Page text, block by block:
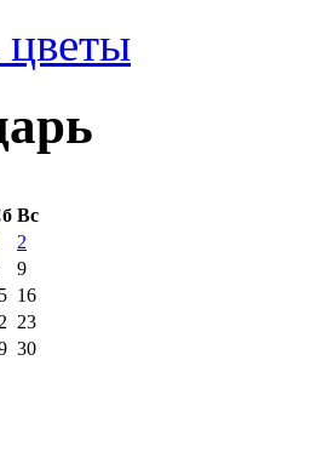
цветы
Вс
2
9
16
23
30